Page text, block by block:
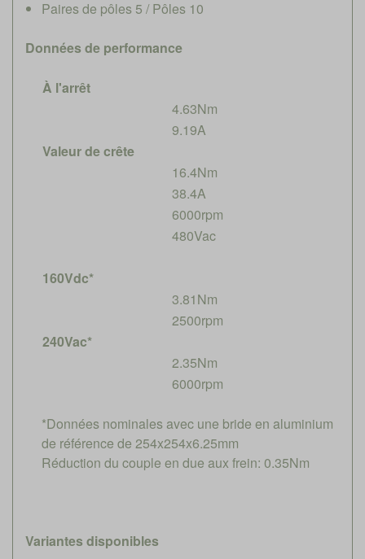
Paires de pôles 5 / Pôles 10
Données de performance
À l'arrêt
4.63Nm
9.19A
Valeur de crête
16.4Nm
38.4A
6000rpm
480Vac
160Vdc*
3.81Nm
2500rpm
240Vac*
2.35Nm
6000rpm
*Données nominales avec une bride en aluminium
de référence de 254x254x6.25mm
Réduction du couple en due aux frein: 0.35Nm
Variantes disponibles